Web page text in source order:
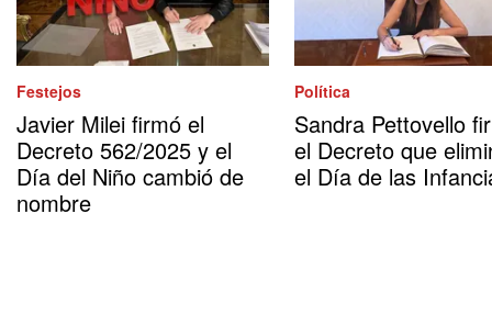
Festejos
Javier Milei firmó el
Decreto 562/2025 y el
Día del Niño cambió de
nombre
Política
Sandra Pettovello
el Decreto que
el Día de las